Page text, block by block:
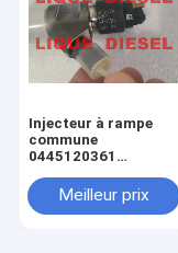
Injecteur à rampe
commune
0445120361
120 361 5801479314
Meilleur prix